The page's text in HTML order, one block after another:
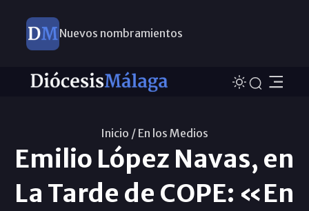
Nuevos nombramientos
Inicio / En los Medios
Emilio López Navas, en
La Tarde de COPE: «En